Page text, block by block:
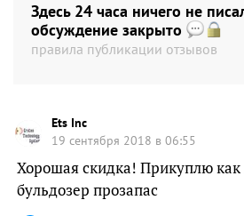
Здесь 24 часа ничего не
обсуждение закрыто
правила публикации отзывов
Ets Inc
19 сентября 2018 в 06:55
Хорошая скидка! Прикуплю как
бульдозер прозапас